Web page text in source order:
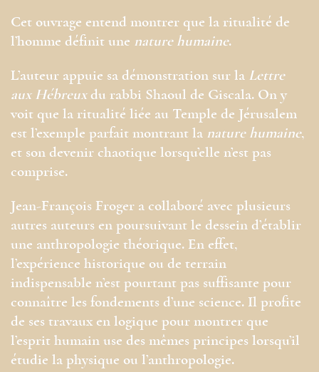
Cet ouvrage entend montrer que la ritualité de
l’homme définit une nature humaine.
L’auteur appuie sa démonstration sur la Lettre
aux Hébreuxdu rabbi Shaoul de Giscala. On y
voit que la ritualité liée au Temple de Jérusalem
est l’exemple parfait montrant la nature humaine,
et son devenir chaotique lorsqu’elle n’est pas
comprise.
Jean-François Froger a collaboré avec plusieurs
autres auteurs en poursuivant le dessein d’établir
une anthropologie théorique. En effet,
l’expérience historique ou de terrain
indispensable n’est pourtant pas suffisante pour
connaître les fondements d’une science. Il profite
de ses travaux en logique pour montrer que
l’esprit humain use des mêmes principes lorsqu’il
étudie la physique ou l’anthropologie.